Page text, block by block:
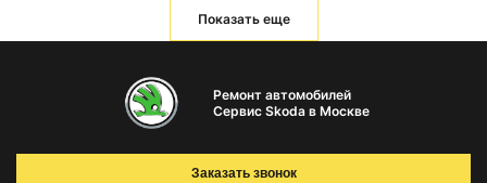
Показать еще
Ремонт автомобилей
Сервис Skoda в Москве
Заказать звонок